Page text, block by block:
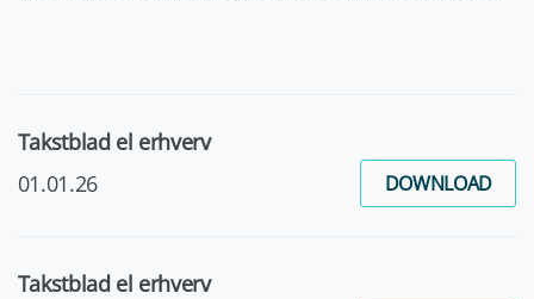
Takstblad el erhverv
01.01.26
DOWNLOAD
Takstblad el erhverv